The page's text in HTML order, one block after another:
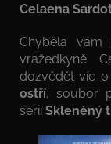
Celaena
Chyběla vám
vražedkyně
dozvědět víc o
ostří, soubor
sérii Skleněný